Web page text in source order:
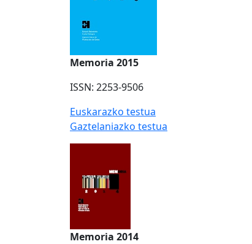
Memoria 2015
ISSN: 2253-9506
Euskarazko testua
Gaztelaniazko testua
Memoria 2014